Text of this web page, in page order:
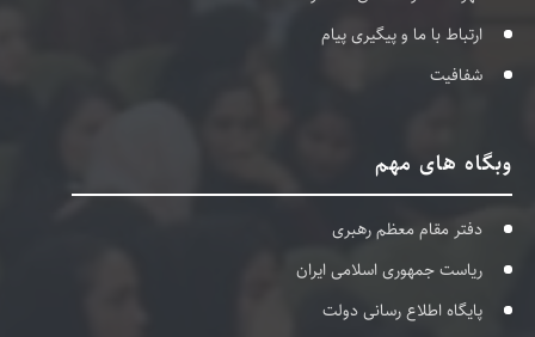
ارتباط با ما و پیگیری پیام
شفافیت
وبگاه های مهم
دفتر مقام معظم رهبری
ریاست جمهوری اسلامی ایران
پایگاه اطلاع رسانی دولت